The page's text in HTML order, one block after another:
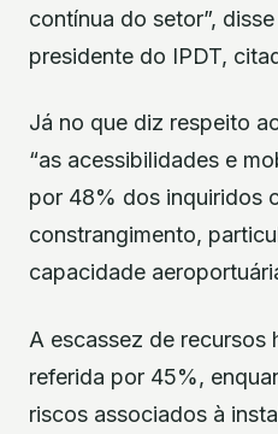
contínua do setor”,
presidente do IPDT,
Já no que diz respeito
“as acessibilidades e
por 48% dos inquiridos
constrangimento,
capacidade
A escassez de recursos
referida por 45%,
riscos associados à